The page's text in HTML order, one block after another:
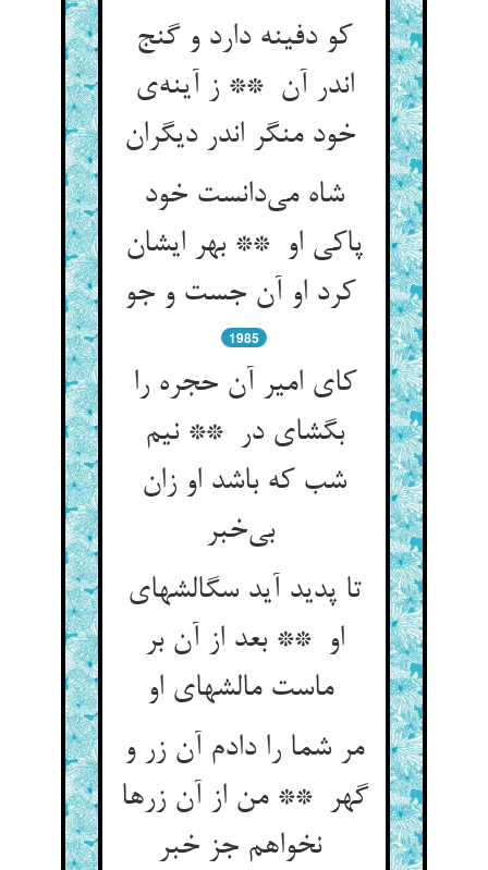
کو دفینه دارد و گنج
اندر آن ** ز آینه‌ی
شاه می‌دانست خود
پاکی او ** بهر ایشان
1985
کای امیر آن حجره را
بگشای در ** نیم
شب که باشد او زان
بی‌خبر
تا پدید آید سگالشهای
او ** بعد از آن بر
ماست مالشهای او
مر شما را دادم آن زر و
گهر ** من از آن زرها
نخواهم جز خبر